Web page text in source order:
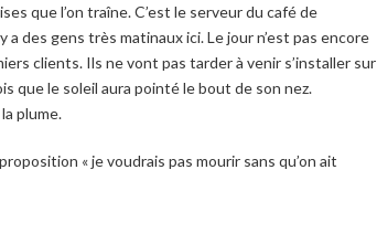
que l’on traîne. C’est le serveur du café de
a des gens très matinaux ici. Le jour n’est pas encore
clients. Ils ne vont pas tarder à venir s’installer sur
que le soleil aura pointé le bout de son nez.
plume.
« je voudrais pas mourir sans qu’on ait